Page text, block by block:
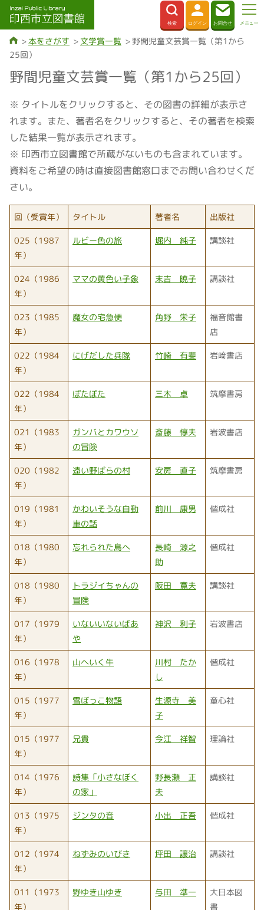
本をさがす 文学賞一覧
野間児童文芸賞一覧（第1から
25回）
野間児童文芸賞一覧（第1から25回）
※ タイトルをクリックすると、その図書の詳細が表示さ
れます。また、著者名をクリックすると、その著者を検索
した結果一覧が表示されます。
※ 印西市立図書館で所蔵がないものも含まれています。
資料をご希望の時は直接図書館窓口までお問い合わせくだ
さい。
回（受賞年） タイトル 著者名 出版社
025（1987
年）
ルビー色の旅 堀内 純子 講談社
024（1986
年）
ママの黄色い子象 末吉 暁子 講談社
023（1985
年）
魔女の宅急便 角野 栄子
福音館書
店
022（1984
年）
にげだした兵隊 竹崎 有斐 岩﨑書店
022（1984
年）
ぽたぽた 三木 卓 筑摩書房
021（1983
年）
ガンバとカワウソ
の冒険
斎藤 惇夫 岩波書店
020（1982
年）
遠い野ばらの村 安房 直子 筑摩書房
019（1981
年）
かわいそうな自動
車の話
前川 康男 偕成社
018（1980
年）
忘れられた島へ
長崎 源之
助
偕成社
018（1980
年）
トラジイちゃんの
冒険
阪田 寛夫 講談社
017（1979
年）
いないいないばあ
や
神沢 利子 岩波書店
016（1978
年）
山へいく牛
川村 たか
し
偕成社
015（1977
年）
雪ぼっこ物語
生源寺 美
子
童心社
015（1977
年）
兄貴 今江 祥智 理論社
014（1976
年）
詩集「小さなぼく
の家」
野長瀬 正
夫
講談社
013（1975
年）
ジンタの音 小出 正吾 偕成社
012（1974
年）
ねずみのいびき 坪田 譲治 講談社
011（1973
年）
野ゆき山ゆき 与田 準一
大日本図
書